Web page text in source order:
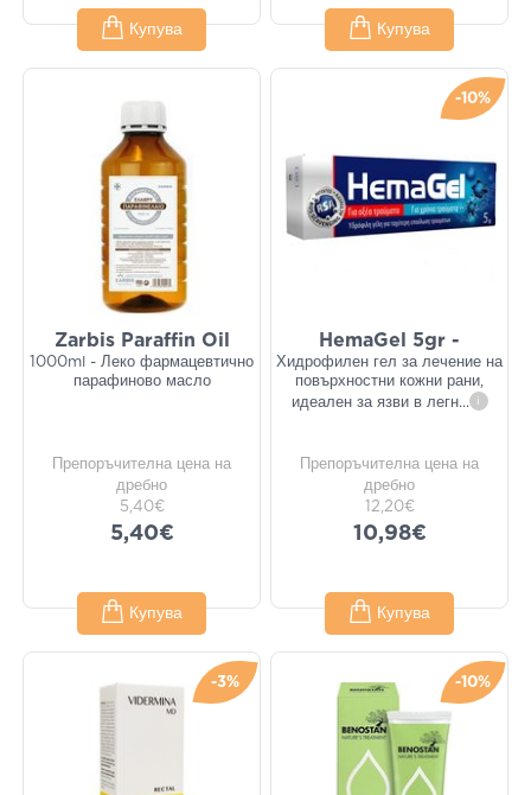
Купува Купува
Zarbis Paraffin Oil
1000ml - Леко фармацевтично
парафиново масло
Препоръчителна цена на
дребно
5,40€
5,40€
Купува
-10%
HemaGel 5gr -
Хидрофилен гел за лечение на
повърхностни кожни рани,
идеален за язви в легн... i
Препоръчителна цена на
дребно
12,20€
10,98€
Купува
-3% -10%